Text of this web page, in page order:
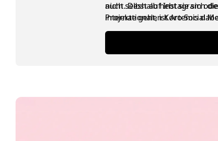
nicht. Deshalb hebt sie sich
internationalen Koro Social
auch selbst auf Instagram
Projekte geht, ist Artemis
ausgetauscht werden, ist das